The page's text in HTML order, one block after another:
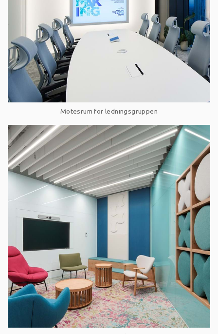
Mötesrum för ledningsgruppen